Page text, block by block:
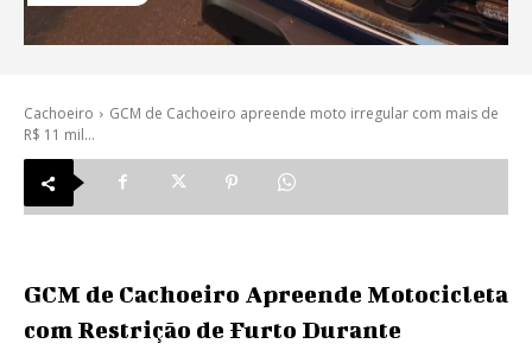
Cachoeiro
GCM de Cachoeiro apreende moto irregular com mais de
R$ 11 mil...
GCM de Cachoeiro Apreende Motocicleta
com Restrição de Furto Durante